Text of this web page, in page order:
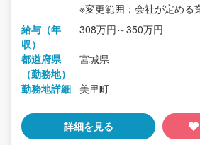
※変更範囲：会社が定める
給与（年
収）
308万円～350万円
都道府県
（勤務地）
宮城県
勤務地詳細 美里町
詳細を見る